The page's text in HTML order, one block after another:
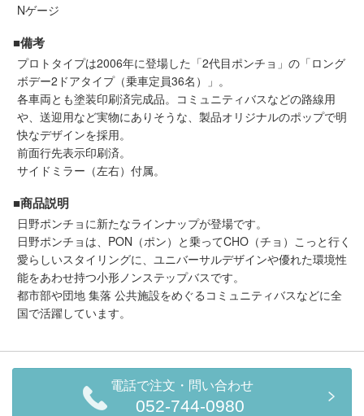
北海道・東北 関東
中部 関西
中国・四国
お役立ち情報
鉄道模型の情報 商品レビュー
メルマガ登録
Infomation
Nゲージ
■備考
プロトタイプは2006年に登場した「2代目ポンチョ」の「ロング
ボデー2ドアタイプ（乗車定員36名）」。
各車両とも塗装印刷済完成品。コミュニティバスなどの路線用
や、送迎用など実物にありそうな、製品オリジナルのポップで明
快なデザインを採用。
前面行先表示印刷済。
サイドミラー（左右）付属。
■商品説明
日野ポンチョに新たなラインナップが登場です。
日野ポンチョは、PON（ポン）と乗ってCHO（チョ）こっと行く
愛らしいスタイリングに、ユニバーサルデザインや優れた環境性
能をあわせ持つ小形ノンステップバスです。
都市部や団地 集落 公共施設をめぐるコミュニティバスなどに全
国で活躍しています。
電話で注文・問い合わせ
052-744-0980